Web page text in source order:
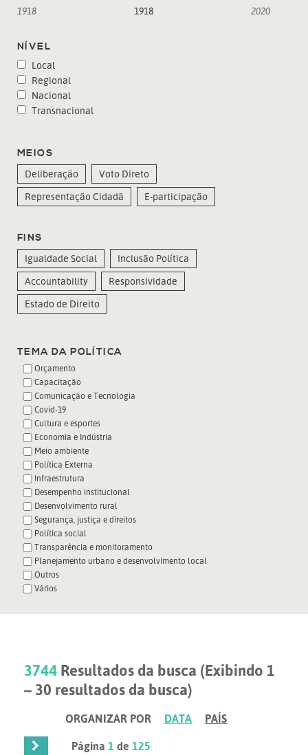
1918 2020
1918
NÍVEL
Local
Regional
Nacional
Transnacional
MEIOS
Deliberação
Voto Direto
Representação Cidadã
E-participação
FINS
Igualdade Social
Inclusão Política
Accountability
Responsividade
Estado de Direito
TEMA DA POLÍTICA
Orçamento
Capacitação
Comunicação e Tecnologia
Covid-19
Cultura e esportes
Economia e Indústria
Meio ambiente
Política Externa
Infraestrutura
Desempenho institucional
Desenvolvimento rural
Segurança, justiça e direitos
Política social
Transparência e monitoramento
Planejamento urbano e desenvolvimento local
Outros
Vários
3744 Resultados da busca (Exibindo 1
– 30 resultados da busca)
ORGANIZAR POR DATA
PAÍS
Página1 de125